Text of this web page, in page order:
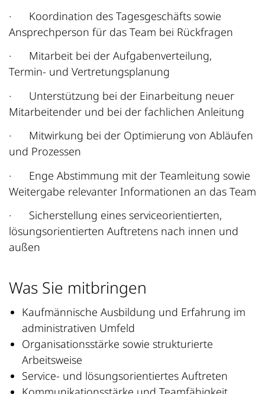
· Koordination des Tagesgeschäfts sowie
Ansprechperson für das Team bei Rückfragen
· Mitarbeit bei der Aufgabenverteilung,
Termin‑ und Vertretungsplanung
· Unterstützung bei der Einarbeitung neuer
Mitarbeitender und bei der fachlichen Anleitung
· Mitwirkung bei der Optimierung von Abläufen
und Prozessen
· Enge Abstimmung mit der Teamleitung sowie
Weitergabe relevanter Informationen an das Team
· Sicherstellung eines serviceorientierten,
lösungsorientierten Auftretens nach innen und
außen
Was Sie mitbringen
Kaufmännische Ausbildung und Erfahrung im
administrativen Umfeld
Organisationsstärke sowie strukturierte
Arbeitsweise
Service‑ und lösungsorientiertes Auftreten